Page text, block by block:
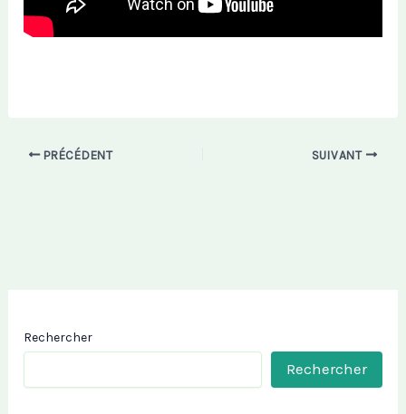
PRÉCÉDENT SUIVANT
Rechercher
Rechercher